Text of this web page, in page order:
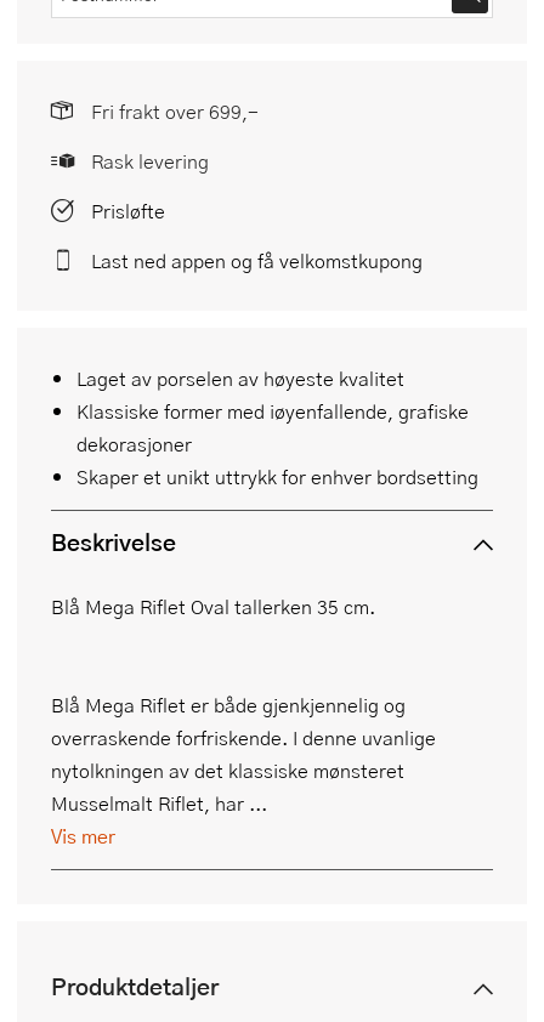
Laget av porselen av høyeste kvalitet
Klassiske former med iøyenfallende, grafiske
dekorasjoner
Skaper et unikt uttrykk for enhver bordsetting
Beskrivelse
Blå Mega Riflet Oval tallerken 35 cm.
Blå Mega Riflet er både gjenkjennelig og
overraskende forfriskende. I denne uvanlige
nytolkningen av det klassiske mønsteret
Musselmalt Riflet, har ...
Vis mer
Fri frakt over 699,-
Rask levering
Prisløfte
Last ned appen og få velkomstkupong
Produktdetaljer